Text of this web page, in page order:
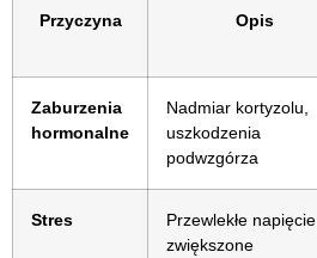
Przyczyna Opis
Zaburzenia
hormonalne
Nadmiar kortyzolu,
uszkodzenia
podwzgórza
Stres
Przewlekłe napięcie,
zwiększone